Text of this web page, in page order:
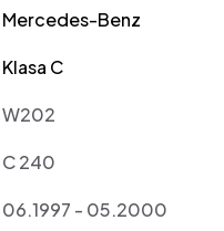
Mercedes-Benz
Klasa C
W202
C 240
06.1997 - 05.2000